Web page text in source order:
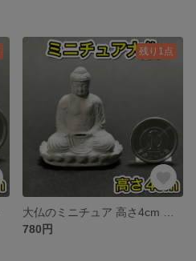
残り1点
780円